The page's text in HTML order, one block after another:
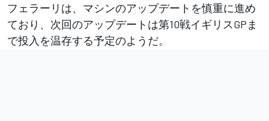
フェラーリは、マシンのアップデートを慎重に進め
ており、次回のアップデートは第10戦イギリスGPま
で投入を温存する予定のようだ。